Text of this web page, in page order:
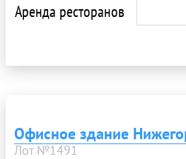
Аренда ресторанов
Офисное здание
Лот №1491